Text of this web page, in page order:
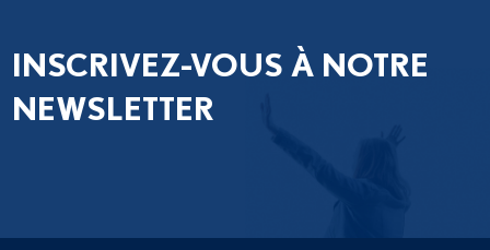
INSCRIVEZ-VOUS À NOTRE
NEWSLETTER